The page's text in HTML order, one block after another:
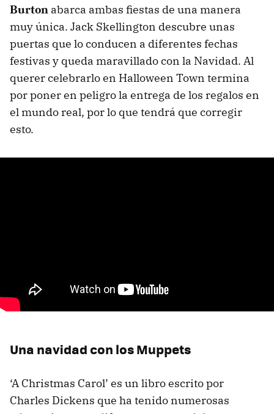
Burton abarca ambas fiestas de una manera
muy única. Jack Skellington descubre unas
puertas que lo conducen a diferentes fechas
festivas y queda maravillado con la Navidad. Al
querer celebrarlo en Halloween Town termina
por poner en peligro la entrega de los regalos en
el mundo real, por lo que tendrá que corregir
esto.
Una navidad con los Muppets
‘A Christmas Carol’ es un libro escrito por
Charles Dickens que ha tenido numerosas